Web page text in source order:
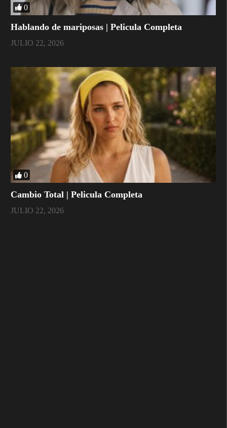
0
Hablando de mariposas | Pelicula Completa
JULIO 22, 2026
0
Cambio Total | Pelicula Completa
JULIO 22, 2026